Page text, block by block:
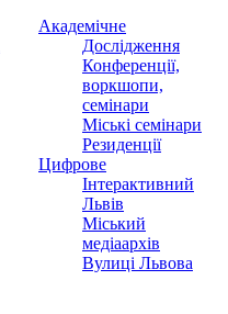
Академічне
Дослідження
Конференції,
воркшопи,
семінари
Міські семінари
Резиденції
Цифрове
Інтерактивний
Львів
Міський
медіаархів
Вулиці Львова